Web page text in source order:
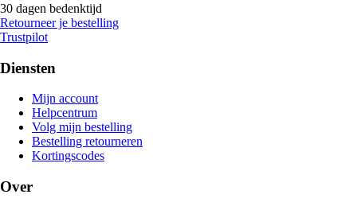
30 dagen bedenktijd
Retourneer je bestelling
Trustpilot
Diensten
Mijn account
Helpcentrum
Volg mijn bestelling
Bestelling retourneren
Kortingscodes
Over